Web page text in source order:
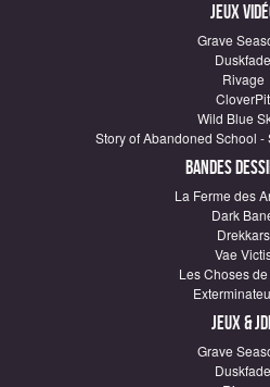
Jeux
Grave
Duskfade
Rivage
CloverPit
Wild Blue
Story of Abandoned School
Bandes
La Ferme des
Dark
Drekkars
Vae
Les Choses
Jeux &
Grave
Duskfade